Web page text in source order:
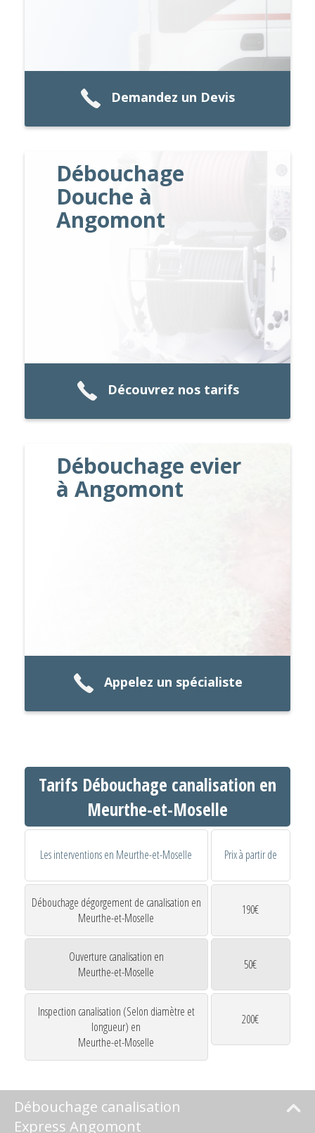
Demandez un Devis
Débouchage
Douche à
Angomont
Découvrez nos tarifs
Débouchage evier
à Angomont
Appelez un spécialiste
Tarifs Débouchage canalisation en
Meurthe-et-Moselle
Les interventions en Meurthe-et-Moselle Prix à partir de
Débouchage dégorgement de canalisation en
Meurthe-et-Moselle
190€
Ouverture canalisation en
Meurthe-et-Moselle
50€
Inspection canalisation (Selon diamètre et
longueur) en
Meurthe-et-Moselle
200€
Débouchage canalisation
Express Angomont